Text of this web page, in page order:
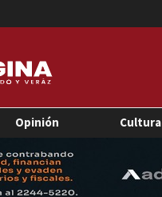
Opinión Cultura